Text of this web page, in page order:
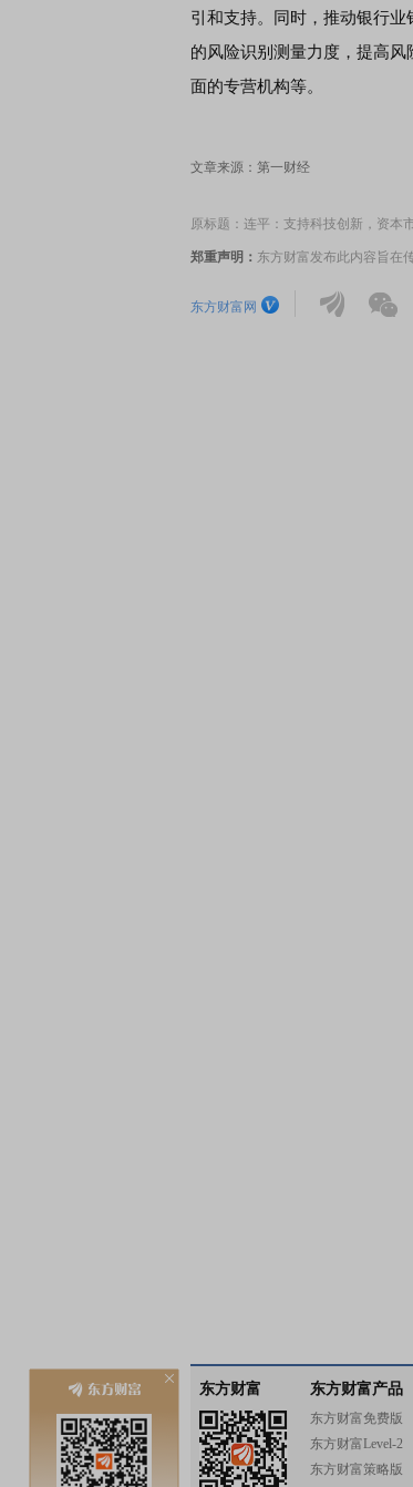
引和支持。同时，推动银行业
的风险识别测量力度，提高风
面的专营机构等。
文章来源：第一财经
原标题：连平：支持科技创新，资本
郑重声明： 东方财富发布此内容旨在
东方财富网
东方财富 东方财富产品
东方财富免费版
东方财富Level-2
东方财富策略版